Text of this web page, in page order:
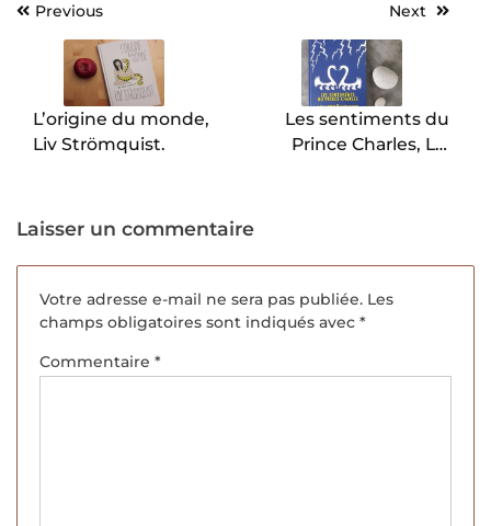
Navigation
l’article
Previous
L’origine du monde,
Liv Strömquist.
Next
Les sentiments du
Prince Charles, Liv
Laisser un commentaire
Votre adresse e-mail ne sera pas publiée. Les
champs obligatoires sont indiqués avec *
Commentaire *